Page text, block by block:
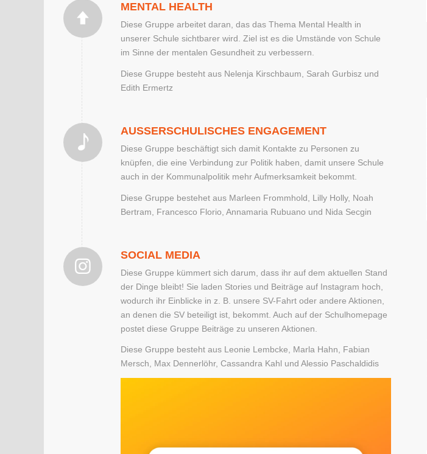
MENTAL HEALTH
Diese Gruppe arbeitet daran, das das Thema Mental Health in
unserer Schule sichtbarer wird. Ziel ist es die Umstände von Schule
im Sinne der mentalen Gesundheit zu verbessern.
Diese Gruppe besteht aus Nelenja Kirschbaum, Sarah Gurbisz und
Edith Ermertz
AUSSERSCHULISCHES ENGAGEMENT
Diese Gruppe beschäftigt sich damit Kontakte zu Personen zu
knüpfen, die eine Verbindung zur Politik haben, damit unsere Schule
auch in der Kommunalpolitik mehr Aufmerksamkeit bekommt.
Diese Gruppe bestehet aus Marleen Frommhold, Lilly Holly, Noah
Bertram, Francesco Florio, Annamaria Rubuano und Nida Secgin
SOCIAL MEDIA
Diese Gruppe kümmert sich darum, dass ihr auf dem aktuellen Stand
der Dinge bleibt! Sie laden Stories und Beiträge auf Instagram hoch,
wodurch ihr Einblicke in z. B. unsere SV-Fahrt oder andere Aktionen,
an denen die SV beteiligt ist, bekommt. Auch auf der Schulhomepage
postet diese Gruppe Beiträge zu unseren Aktionen.
Diese Gruppe besteht aus Leonie Lembcke, Marla Hahn, Fabian
Mersch, Max Dennerlöhr, Cassandra Kahl und Alessio Paschaldidis